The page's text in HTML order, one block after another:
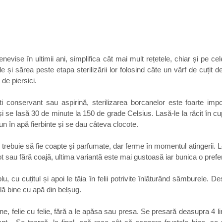
în ultimii ani, simplifica cât mai mult rețetele, chiar și pe
și sărea peste etapa sterilizării lor folosind câte un vârf de cuțit
piersici.
conservant sau aspirină, sterilizarea borcanelor este foarte
se lasă 30 de minute la 150 de grade Celsius. Lasă-le la răcit în
în apă fierbinte și se dau câteva clocote.
să fie coapte și parfumate, dar ferme în momentul atingerii.
sau fără coajă, ultima variantă este mai gustoasă iar bunica o
cu cuțitul și apoi le tăia în felii potrivite înlăturând sâmburele.
bine cu apă din belșug.
felie cu felie, fără a le apăsa sau presa. Se presară deasupra 4